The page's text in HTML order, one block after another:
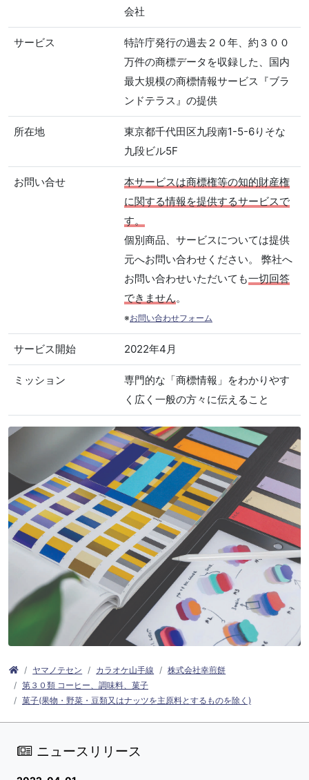
会社
サービス
特許庁発行の過去２０年、約３００
万件の商標データを収録した、国内
最大規模の商標情報サービス『ブラ
ンドテラス』の提供
所在地
東京都千代田区九段南1-5-6りそな
九段ビル5F
お問い合せ
本サービスは商標権等の知的財産権
に関する情報を提供するサービスで
す。
個別商品、サービスについては提供
元へお問い合わせください。 弊社へ
お問い合わせいただいても一切回答
できません。
※お問い合わせフォーム
サービス開始 2022年4月
ミッション
専門的な「商標情報」をわかりやす
く広く一般の方々に伝えること
ヤマノテセン カラオケ山手線
株式会社幸煎餅
第３０類 コーヒー、調味料、菓子
菓子(果物・野菜・豆類又はナッツを主原料とするものを除く)
ニュースリリース